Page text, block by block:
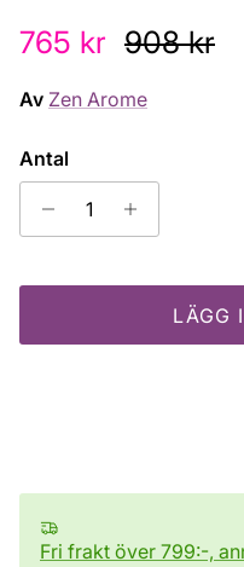
Reapris
765 kr 908 kr
Av Zen Arome
Antal
LÄGG
Fri frakt över 799:-,